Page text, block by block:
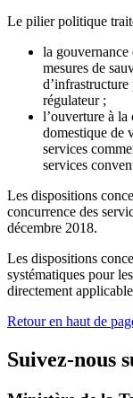
Le pilier politique
la gouvernance
mesures de
régulateur ;
l’ouverture à la
domestique de
services
services
Les dispositions
concurrence des
décembre 2018.
Les dispositions
systématiques pour
directement
Retour en haut de
Suivez-nous